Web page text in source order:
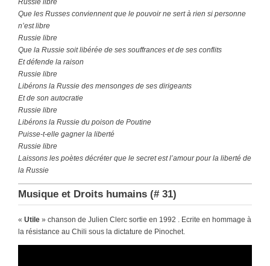
Que les Russes conviennent que le pouvoir ne sert à rien si personne
n’est libre
Russie libre
Que la Russie soit libérée de ses souffrances et de ses conflits
Et défende la raison
Russie libre
Libérons la Russie des mensonges de ses dirigeants
Et de son autocratie
Russie libre
Libérons la Russie du poison de Poutine
Puisse-t-elle gagner la liberté
Russie libre
Laissons les poètes décréter que le secret est l’amour pour la liberté de
la Russie
Musique et Droits humains (# 31)
« Utile » chanson de Julien Clerc sortie en 1992 . Ecrite en hommage à
la résistance au Chili sous la dictature de Pinochet.